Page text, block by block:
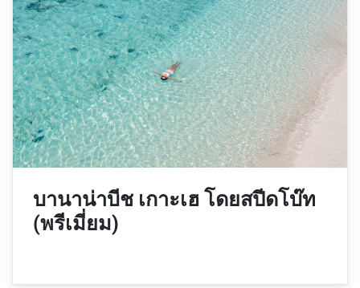
บานาน่าบีช เกาะเฮ โดยสปีดโบ๊ท
(พรีเมี่ยม)